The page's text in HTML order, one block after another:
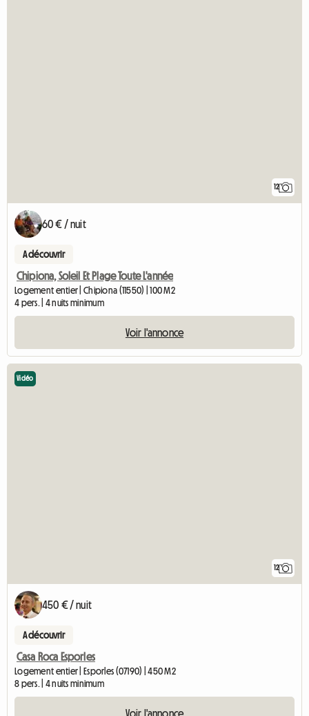
12
60 € / nuit
A découvrir
Chipiona, Soleil Et Plage Toute L'année
Logement entier | Chipiona (11550) | 100 M2
4 pers. | 4 nuits minimum
Voir l'annonce
12
Vidéo
450 € / nuit
A découvrir
Casa Roca Esporles
Logement entier | Esporles (07190) | 450 M2
8 pers. | 4 nuits minimum
Voir l'annonce